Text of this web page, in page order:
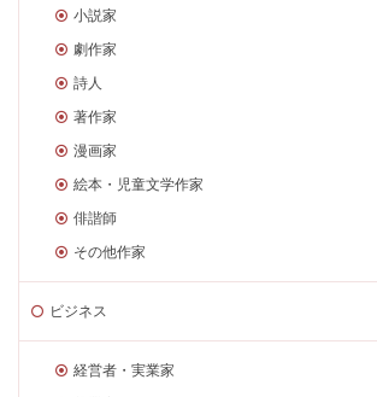
小説家
劇作家
詩人
著作家
漫画家
絵本・児童文学作家
俳諧師
その他作家
ビジネス
経営者・実業家